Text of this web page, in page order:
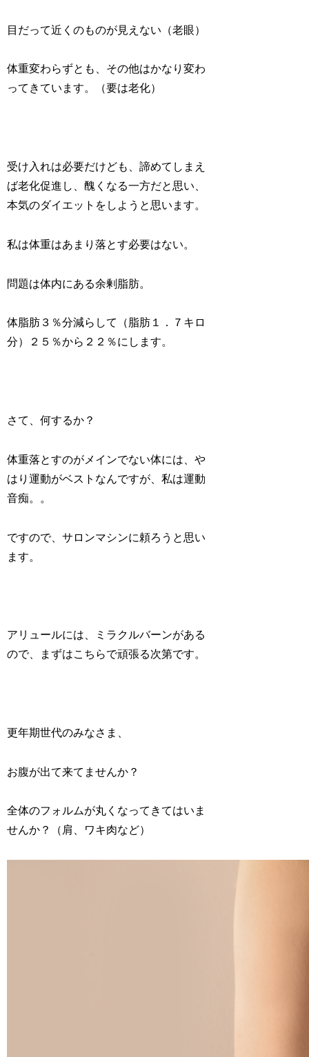
目だって近くのものが見えない（老眼）
体重変わらずとも、その他はかなり変わ
ってきています。（要は老化）
受け入れは必要だけども、諦めてしまえ
ば老化促進し、醜くなる一方だと思い、
本気のダイエットをしようと思います。
私は体重はあまり落とす必要はない。
問題は体内にある余剰脂肪。
体脂肪３％分減らして（脂肪１．７キロ
分）２５％から２２％にします。
さて、何するか？
体重落とすのがメインでない体には、や
はり運動がベストなんですが、私は運動
音痴。。
ですので、サロンマシンに頼ろうと思い
ます。
アリュールには、ミラクルバーンがある
ので、まずはこちらで頑張る次第です。
更年期世代のみなさま、
お腹が出て来てませんか？
全体のフォルムが丸くなってきてはいま
せんか？（肩、ワキ肉など）